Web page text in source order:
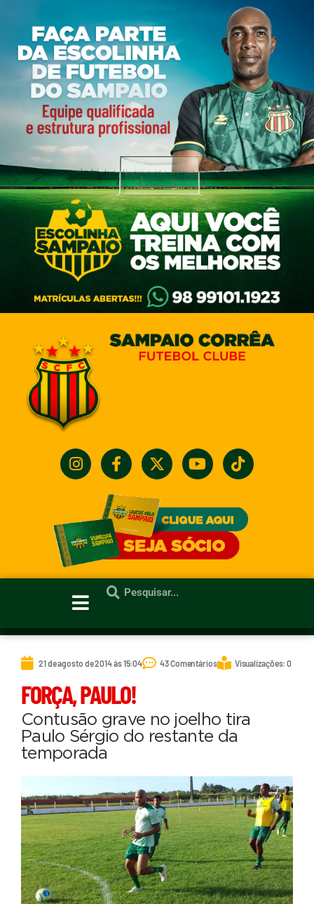
21 de agosto de 2014 às 15:04 43 Comentários Visualizações: 0
FORÇA, PAULO!
Contusão grave no joelho tira
Paulo Sérgio do restante da
temporada